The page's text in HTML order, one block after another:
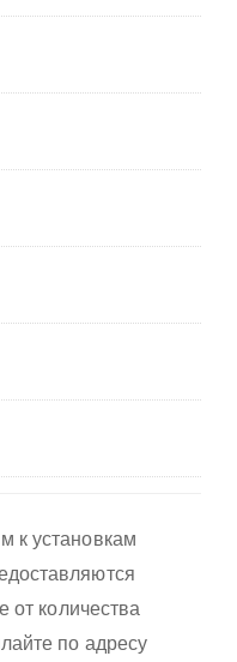
к установкам
от количества
по адресу